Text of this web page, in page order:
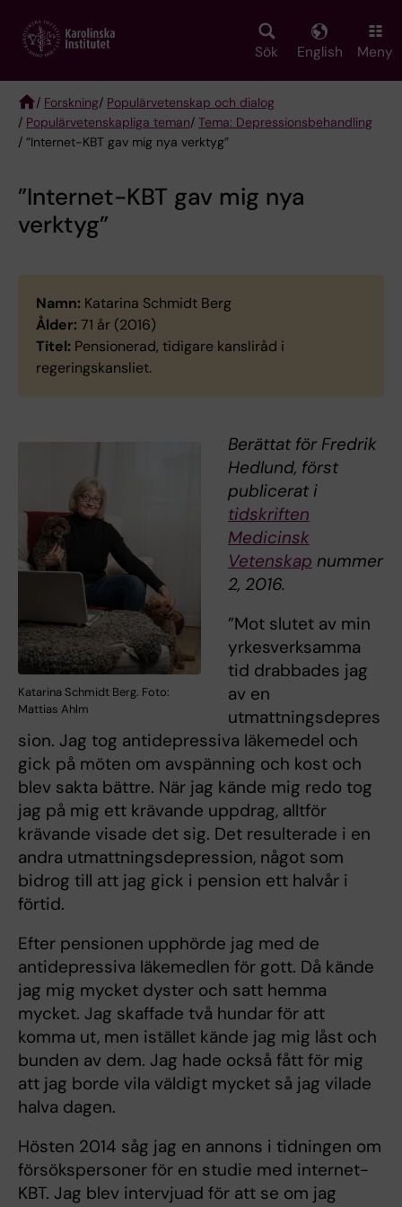
main
Sök English Meny
Breadcrumb
/ Forskning/ Populärvetenskap och dialog
/ Populärvetenskapliga teman/ Tema: Depressionsbehandling
/ ”Internet-KBT gav mig nya verktyg”
”Internet-KBT gav mig nya
verktyg”
Namn: Katarina Schmidt Berg
Ålder: 71 år (2016)
Titel: Pensionerad, tidigare kansliråd i
regeringskansliet.
Katarina Schmidt Berg. Foto:
Mattias Ahlm
Berättat för Fredrik
Hedlund, först
publicerat i
tidskriften
Medicinsk
Vetenskap nummer
2, 2016.
”Mot slutet av min
yrkesverksamma
tid drabbades jag
av en
utmattningsdepres
sion. Jag tog antidepressiva läkemedel och
gick på möten om avspänning och kost och
blev sakta bättre. När jag kände mig redo tog
jag på mig ett krävande uppdrag, alltför
krävande visade det sig. Det resulterade i en
andra utmattningsdepression, något som
bidrog till att jag gick i pension ett halvår i
förtid.
Efter pensionen upphörde jag med de
antidepressiva läkemedlen för gott. Då kände
jag mig mycket dyster och satt hemma
mycket. Jag skaffade två hundar för att
komma ut, men istället kände jag mig låst och
bunden av dem. Jag hade också fått för mig
att jag borde vila väldigt mycket så jag vilade
halva dagen.
Hösten 2014 såg jag en annons i tidningen om
försökspersoner för en studie med internet-
KBT. Jag blev intervjuad för att se om jag